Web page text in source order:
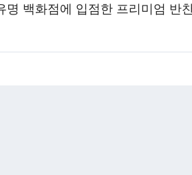
명 백화점에 입점한 프리미엄 반